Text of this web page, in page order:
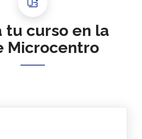
tu curso en la
Microcentro